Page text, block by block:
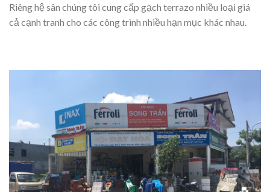
Riêng hệ sân chúng tôi cung cấp gạch terrazo nhiều loại giá
cả cạnh tranh cho các công trình nhiều hạn mục khác nhau.